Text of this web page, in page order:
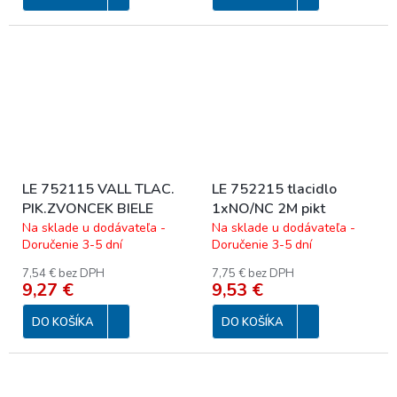
LE 752115 VALL TLAC.
PIK.ZVONCEK BIELE
Na sklade u dodávateľa -
Doručenie 3-5 dní
7,54 € bez DPH
9,27 €
DO KOŠÍKA
LE 752215 tlacidlo
1xNO/NC 2M pikt
Na sklade u dodávateľa -
Doručenie 3-5 dní
7,75 € bez DPH
9,53 €
DO KOŠÍKA